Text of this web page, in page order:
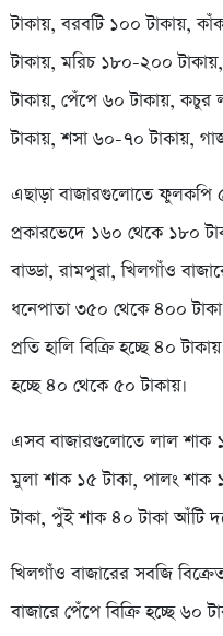
টাকায়, বরবটি ১০০ টাকায়,
টাকায়, মরিচ ১৮০-২০০
টাকায়, পেঁপে ৬০ টাকায়,
টাকায়, শসা ৬০-৭০ টাকায়,
এছাড়া বাজারগুলোতে ফুলকপি
প্রকারভেদে ১৬০ থেকে ১৮০
বাড্ডা, রামপুরা, খিলগাঁও
ধনেপাতা ৩৫০ থেকে ৪০০
প্রতি হালি বিক্রি হচ্ছে ৪০
হচ্ছে ৪০ থেকে ৫০ টাকায়।
এসব বাজারগুলোতে লাল শাক
মুলা শাক ১৫ টাকা, পালং
টাকা, পুঁই শাক ৪০ টাকা আঁটি
খিলগাঁও বাজারের সবজি
বাজারে পেঁপে বিক্রি হচ্ছে